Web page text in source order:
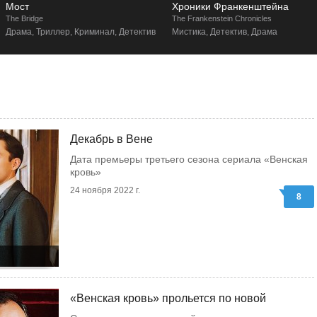
Мост
The Bridge
Драма, Триллер, Криминал, Детектив
Хроники Франкенштейна
The Frankenstein Chronicles
Мистика, Детектив, Драма
Декабрь в Вене
Дата премьеры третьего сезона сериала «Венская
кровь»
24 ноября 2022 г.
8
«Венская кровь» прольется по новой